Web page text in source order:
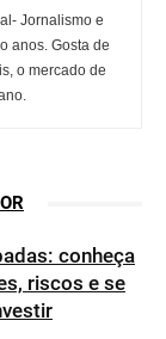
Jornalismo e
anos. Gosta de
o mercado de
conheça
riscos e se